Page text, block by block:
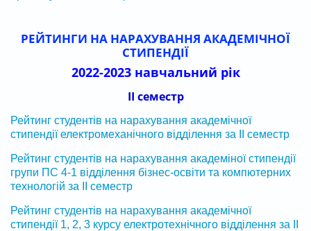
РЕЙТИНГИ НА НАРАХУВАННЯ АКАДЕМІЧНОЇ
СТИПЕНДІЇ
2022-2023 навчальний рік
ІІ семестр
Рейтинг студентів на нарахування академічної
стипендії електромеханічного відділення за ІІ семестр
Рейтинг студентів на нарахування академіної стипендії
групи ПС 4-1 відділення бізнес-освіти та компютерних
технологій за ІІ семестр
Рейтинг студентів на нарахування академічної
стипендії 1, 2, 3 курсу електротехнічного відділення за ІІ